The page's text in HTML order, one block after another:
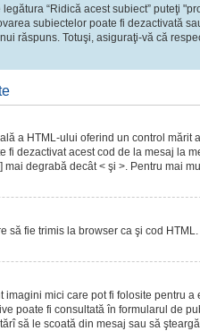
“Ridică acest subiect” puteţi
subiectelor poate fi dezactivată
răspuns. Totuşi, asiguraţi-vă că
a HTML-ului oferind un control
fi dezactivat acest cod de la mesaj la
mai degrabă decât < şi >. Pentru mai
să fie trimis la browser ca şi cod
mici care pot fi folosite pentru
poate fi consultată în formularul de
să le scoată din mesaj sau să